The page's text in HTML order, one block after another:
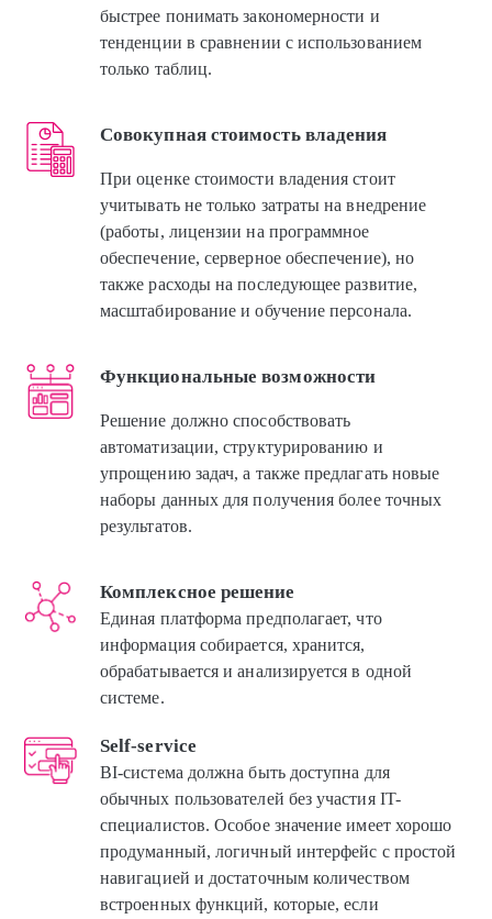
быстрее понимать закономерности и
тенденции в сравнении с использованием
только таблиц.
Совокупная стоимость владения
При оценке стоимости владения стоит
учитывать не только затраты на внедрение
(работы, лицензии на программное
обеспечение, серверное обеспечение), но
также расходы на последующее развитие,
масштабирование и обучение персонала.
Функциональные возможности
Решение должно способствовать
автоматизации, структурированию и
упрощению задач, а также предлагать новые
наборы данных для получения более точных
результатов.
Комплексное решение
Единая платформа предполагает, что
информация собирается, хранится,
обрабатывается и анализируется в одной
системе.
Self-service
BI-система должна быть доступна для
обычных пользователей без участия IT-
специалистов. Особое значение имеет хорошо
продуманный, логичный интерфейс с простой
навигацией и достаточным количеством
встроенных функций, которые, если